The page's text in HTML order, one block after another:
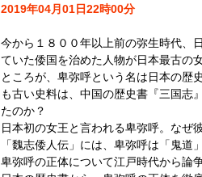
2019年04月01日22時00分
今から１８００年以上前の弥生時代、
ていた倭国を治めた人物が日本最古の
ところが、卑弥呼という名は日本の歴
も古い史料は、中国の歴史書『三国志
たのか？
日本初の女王と言われる卑弥呼。なぜ
「魏志倭人伝」には、卑弥呼は「鬼
卑弥呼の正体について江戸時代から論